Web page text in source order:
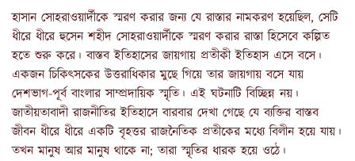
হাসান সোহরাওয়ার্দীকে স্মরণ করার জন্য যে রাস্তার নামকরণ হয়েছিল, সেটি
ধীরে ধীরে হুসেন শহীদ সোহরাওয়ার্দীকে স্মরণ করার রাস্তা হিসেবে কল্পিত
হতে শুরু করে। বাস্তব ইতিহাসের জায়গায় প্রতীকী ইতিহাস এসে বসে।
একজন চিকিৎসকের উত্তরাধিকার মুছে গিয়ে তার জায়গায় বসে যায়
দেশভাগ-পূর্ব বাংলার সাম্প্রদায়িক স্মৃতি। এই ঘটনাটি বিচ্ছিন্ন নয়।
জাতীয়তাবাদী রাজনীতির ইতিহাসে বারবার দেখা গেছে যে ব্যক্তির বাস্তব
জীবন ধীরে ধীরে একটি বৃহত্তর রাজনৈতিক প্রতীকের মধ্যে বিলীন হয়ে যায়।
তখন মানুষ আর মানুষ থাকে না; তারা স্মৃতির ধারক হয়ে ওঠে।